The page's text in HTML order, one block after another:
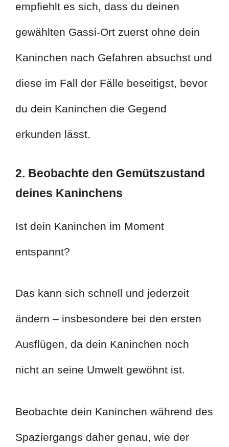
empfiehlt es sich, dass du deinen
gewählten Gassi-Ort zuerst ohne dein
Kaninchen nach Gefahren absuchst und
diese im Fall der Fälle beseitigst, bevor
du dein Kaninchen die Gegend
erkunden lässt.
2. Beobachte den Gemütszustand
deines Kaninchens
Ist dein Kaninchen im Moment
entspannt?
Das kann sich schnell und jederzeit
ändern – insbesondere bei den ersten
Ausflügen, da dein Kaninchen noch
nicht an seine Umwelt gewöhnt ist.
Beobachte dein Kaninchen während des
Spaziergangs daher genau, wie der